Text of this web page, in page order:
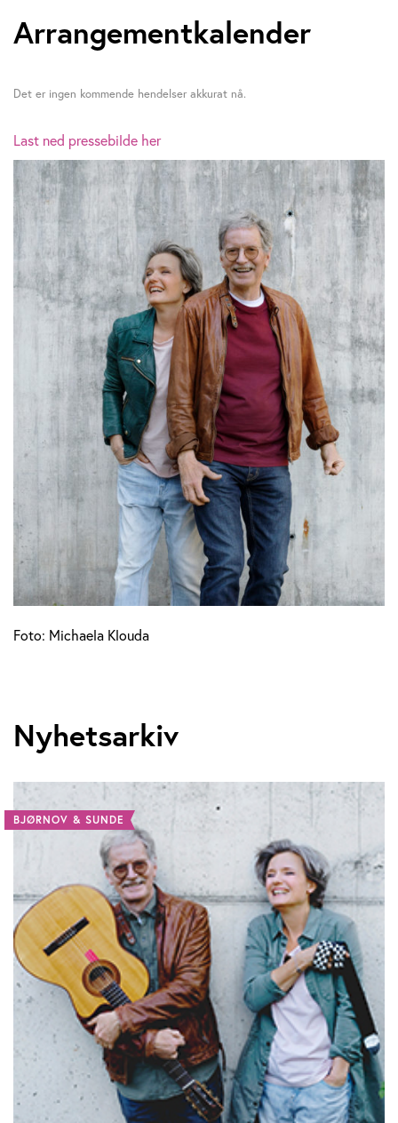
t
e
i
n
S
u
n
d
e
Arrangementkalender
Det er ingen kommende hendelser akkurat nå.
Last ned pressebilde her
Foto: Michaela Klouda
Nyhetsarkiv
BJØRNOV & SUNDE